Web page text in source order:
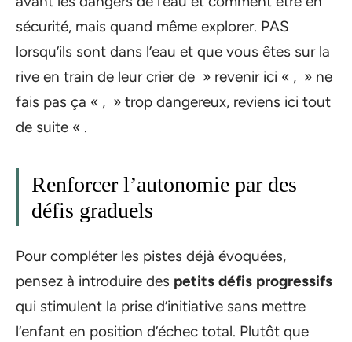
sécurité, mais quand même explorer. PAS
lorsqu’ils sont dans l’eau et que vous êtes sur la
rive en train de leur crier de » revenir ici « , » ne
fais pas ça « , » trop dangereux, reviens ici tout
de suite « .
Renforcer l’autonomie par des
défis graduels
Pour compléter les pistes déjà évoquées,
pensez à introduire des petits défis progressifs
qui stimulent la prise d’initiative sans mettre
l’enfant en position d’échec total. Plutôt que